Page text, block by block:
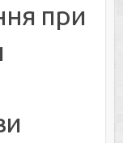
при